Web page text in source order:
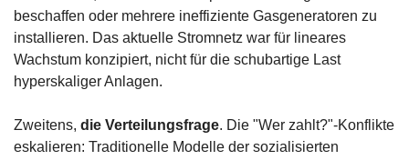
beschaffen oder mehrere ineffiziente Gasgeneratoren zu
installieren. Das aktuelle Stromnetz war für lineares
Wachstum konzipiert, nicht für die schubartige Last
hyperskaliger Anlagen.
Zweitens, die Verteilungsfrage. Die "Wer zahlt?"-Konflikte
eskalieren: Traditionelle Modelle der sozialisierten